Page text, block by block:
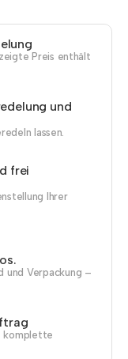
Preis enthält
und
lassen.
frei
Ihrer
und Verpackung –
komplette